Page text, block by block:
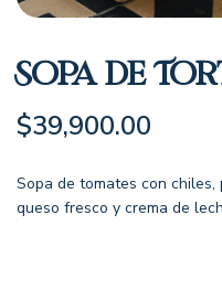
Sopa De
$39,900.00
Sopa de tomates con
queso fresco y crema de